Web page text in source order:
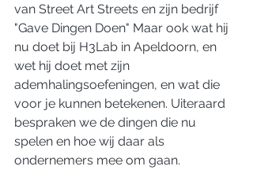
van Street Art Streets en zijn bedrijf
"Gave Dingen Doen" Maar ook wat hij
nu doet bij H3Lab in Apeldoorn, en
wet hij doet met zijn
ademhalingsoefeningen, en wat die
voor je kunnen betekenen. Uiteraard
bespraken we de dingen die nu
spelen en hoe wij daar als
ondernemers mee om gaan.